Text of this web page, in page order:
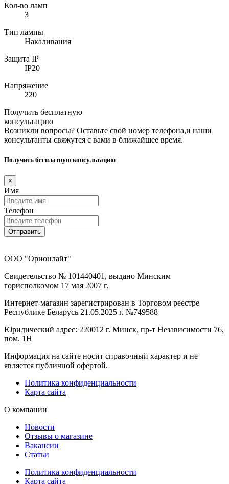
Кол-во ламп
3
Тип лампы
Накаливания
Защита IP
IP20
Напряжение
220
Получить бесплатную
консультацию
Возникли вопросы? Оставьте свой номер телефона,и наши
консультанты свяжутся с вами в ближайшее время.
Получить бесплатную консультацию
×
Имя
Телефон
Отправить
ООО "Орионлайт"
Свидетельство № 101440401, выдано Минским
горисполкомом 17 мая 2007 г.
Интернет-магазин зарегистрирован в Торговом реестре
Республике Беларусь 21.05.2025 г. №749588
Юридический адрес: 220012 г. Минск, пр-т Независимости 76,
пом. 1Н
Информация на сайте носит справочный характер и не
является публичной офертой.
Политика конфиденциальности
Карта сайта
О компании
Новости
Отзывы о магазине
Вакансии
Статьи
Политика конфиденциальности
Карта сайта